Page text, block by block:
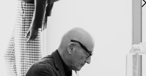
00053 Civitavecchia (RM)